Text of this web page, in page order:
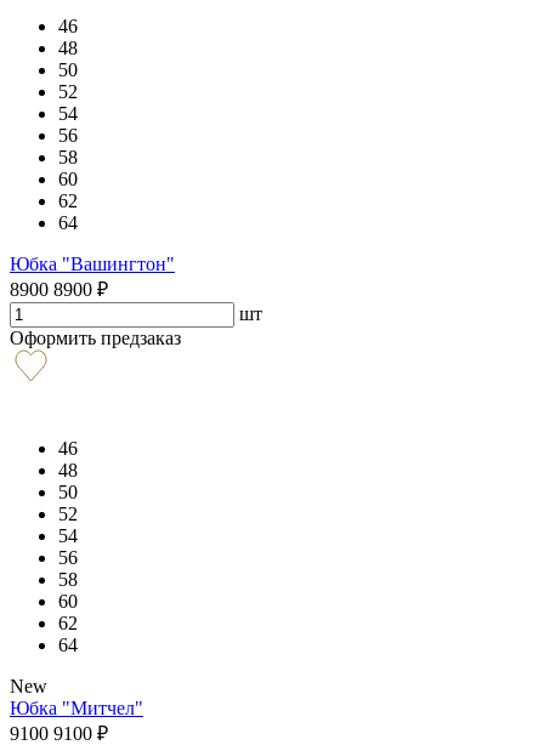
46
48
50
52
54
56
58
60
62
64
Юбка "Вашингтон"
8900 8900 ₽
шт
Оформить предзаказ
46
48
50
52
54
56
58
60
62
64
New
Юбка "Митчел"
9100 9100 ₽